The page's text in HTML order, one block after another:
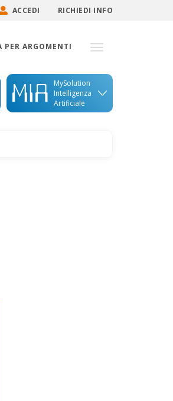
ACCEDI RICHIEDI INFO
PER ARGOMENTI
MySolution
Intelligenza
Artificiale